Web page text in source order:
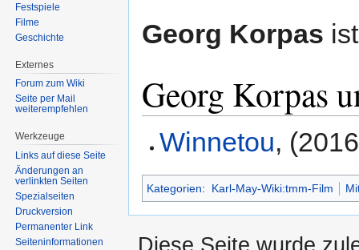
Georg Korpas
Georg Korpas
Winnetou,
Kategorien: Karl-May-Wiki:tmm-Film
Festspiele
Filme
Geschichte
Externes
Forum zum Wiki
Seite per Mail
weiterempfehlen
Werkzeuge
Links auf diese Seite
Änderungen an
verlinkten Seiten
Spezialseiten
Druckversion
Permanenter Link
Seiten­informationen
Diese Seite wurde